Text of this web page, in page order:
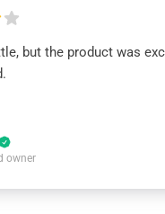
but the product was
owner